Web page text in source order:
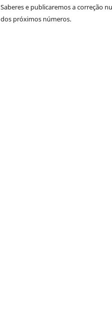
Saberes e publicaremos a correção
dos próximos números.